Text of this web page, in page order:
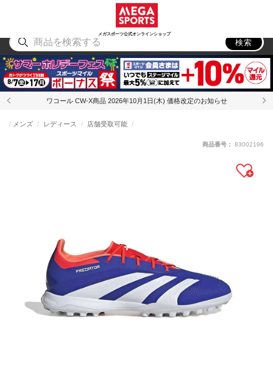
メガスポーツ公式オンラインショップ
アウトドア
検索
ワコール CW-X商品 2026年10月1日(木) 価格改定のお知らせ
メンズ レディース 店舗受取可能
商品番号： 83002196